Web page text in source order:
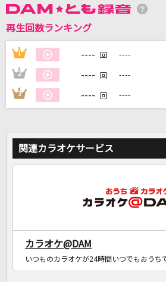
DAMに会員登録・ログイ
カラオケをもっと楽しも
家族や友達と一緒に！練習
再生回数ランキング
1 ---- 回 ----
2 ---- 回 ----
3 ---- 回 ----
関連カラオケサービス
カラオケ@DAM
いつものカラオケが24時間いつでもおうち